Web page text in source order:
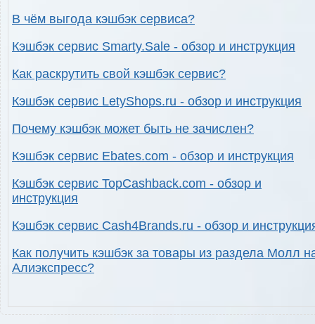
В чём выгода кэшбэк сервиса?
Кэшбэк сервис Smarty.Sale - обзор и инструкция
Как раскрутить свой кэшбэк сервис?
Кэшбэк сервис LetyShops.ru - обзор и инструкция
Почему кэшбэк может быть не зачислен?
Кэшбэк сервис Ebates.com - обзор и инструкция
Кэшбэк сервис TopCashback.com - обзор и
инструкция
Кэшбэк сервис Cash4Brands.ru - обзор и
Как получить кэшбэк за товары из раздела Молл
Алиэкспресс?